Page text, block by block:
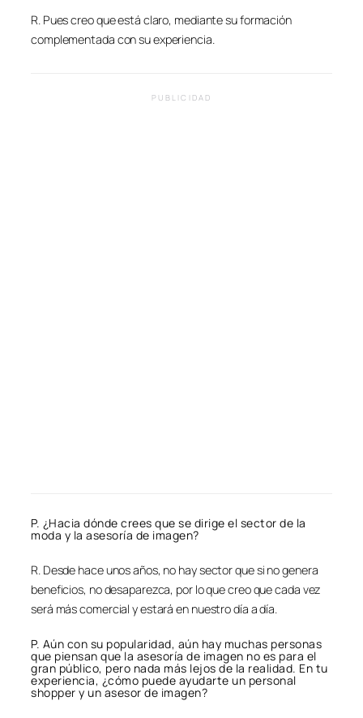
R. Pues creo que está claro, mediante su formación
complementada con su experiencia.
PUBLICIDAD
P. ¿Hacia dónde crees que se dirige el sector de la
moda y la asesoría de imagen?
R. Desde hace unos años, no hay sector que si no genera
beneficios, no desaparezca, por lo que creo que cada vez
será más comercial y estará en nuestro día a día.
P. Aún con su popularidad, aún hay muchas personas
que piensan que la asesoría de imagen no es para el
gran público, pero nada más lejos de la realidad. En tu
experiencia, ¿cómo puede ayudarte un personal
shopper y un asesor de imagen?